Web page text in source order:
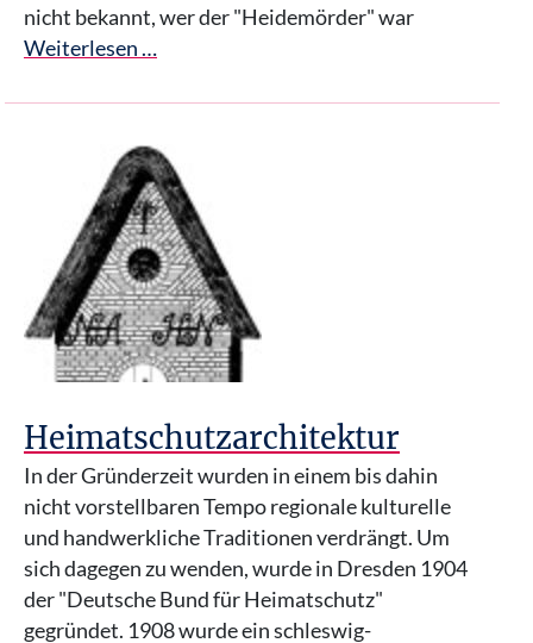
nicht bekannt, wer der "Heidemörder" war
Weiterlesen …
Heimatschutzarchitektur
In der Gründerzeit wurden in einem bis dahin
nicht vorstellbaren Tempo regionale kulturelle
und handwerkliche Traditionen verdrängt. Um
sich dagegen zu wenden, wurde in Dresden 1904
der "Deutsche Bund für Heimatschutz"
gegründet. 1908 wurde ein schleswig-